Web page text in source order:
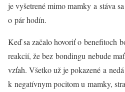
je vyšetrené mimo mamky a stáva
o pár hodín.
Keď sa začalo hovoriť o benefitoch
reakcií, že bez bondingu nebude
vzťah. Všetko už je pokazené a
k negatívnym pocitom u mamky,